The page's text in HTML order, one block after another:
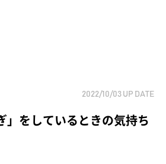
2022/10/03 UP DATE
」をしているときの気持ち